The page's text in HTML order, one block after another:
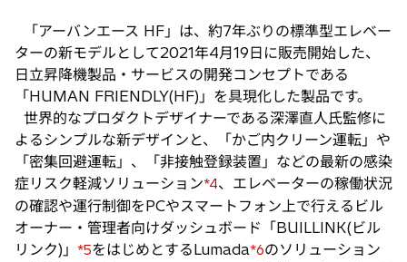
「アーバンエース HF」は、約7年ぶりの標準型エレベー
ターの新モデルとして2021年4月19日に販売開始した、
日立昇降機製品・サービスの開発コンセプトである
「HUMAN FRIENDLY(HF)」を具現化した製品です。
世界的なプロダクトデザイナーである深澤直人氏監修に
よるシンプルな新デザインと、「かご内クリーン運転」や
「密集回避運転」、「非接触登録装置」などの最新の感染
症リスク軽減ソリューション*4、エレベーターの稼働状況
の確認や運行制御をPCやスマートフォン上で行えるビル
オーナー・管理者向けダッシュボード「BUILLINK(ビル
リンク)」
*5をはじめとするLumada*6のソリューション